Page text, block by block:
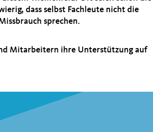
dass selbst Fachleute nicht die
sprechen.
Mitarbeitern ihre Unterstützung auf